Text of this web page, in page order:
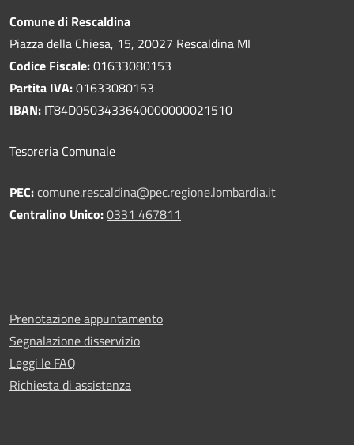
Comune di Rescaldina
Piazza della Chiesa, 15, 20027 Rescaldina MI
Codice Fiscale:01633080153
Partita IVA:01633080153
IBAN: IT84D0503433640000000021510
Tesoreria Comunale
PEC:comune.rescaldina@pec.regione.lombardia.it
Centralino Unico:0331 467811
Prenotazione appuntamento
Segnalazione disservizio
Leggi le FAQ
Richiesta di assistenza